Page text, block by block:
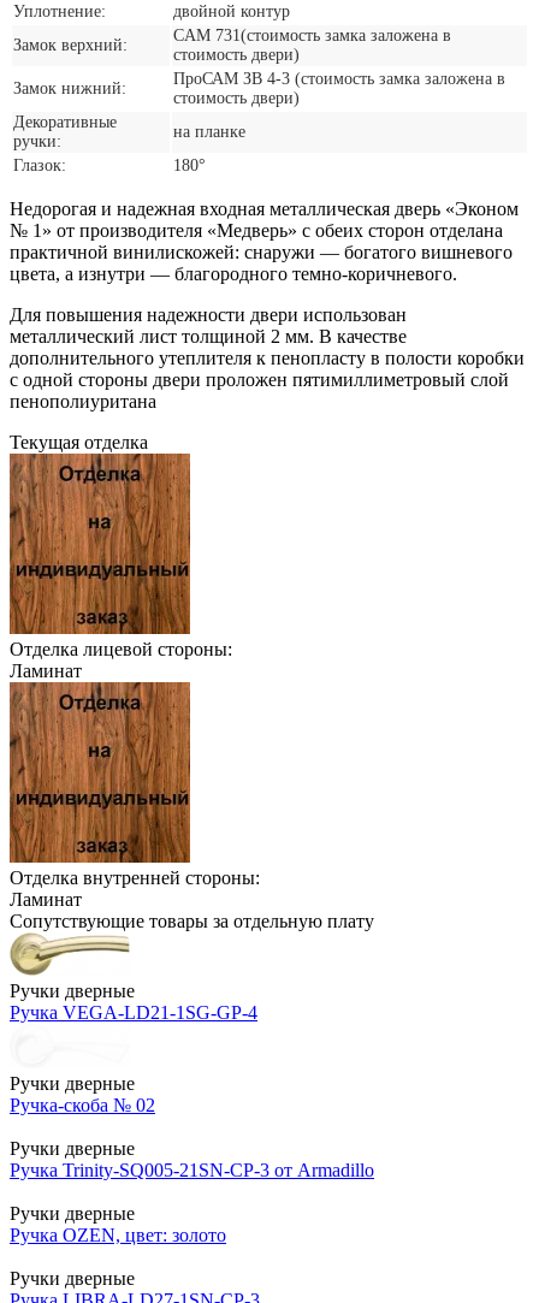
Уплотнение:
двойной контур
Замок верхний:
CАМ 731(стоимость замка заложена в
стоимость двери)
Замок нижний:
ПроСАМ ЗВ 4-3 (стоимость замка заложена в
стоимость двери)
Декоративные
ручки:
на планке
Глазок:
180°
Недорогая и надежная входная металлическая дверь «Эконом
№ 1» от производителя «Медверь» с обеих сторон отделана
практичной винилискожей: снаружи — богатого вишневого
цвета, а изнутри — благородного темно-коричневого.
Для повышения надежности двери использован
металлический лист толщиной 2 мм. В качестве
дополнительного утеплителя к пенопласту в полости коробки
с одной стороны двери проложен пятимиллиметровый слой
пенополиуритана
Текущая отделка
Отделка лицевой стороны:
Ламинат
Отделка внутренней стороны:
Ламинат
Сопутствующие товары за отдельную плату
Ручки дверные
Ручка VEGA-LD21-1SG-GP-4
Ручки дверные
Ручка-скоба № 02
Ручки дверные
Ручка Trinity-SQ005-21SN-CP-3 от Armadillo
Ручки дверные
Ручка OZEN, цвет: золото
Ручки дверные